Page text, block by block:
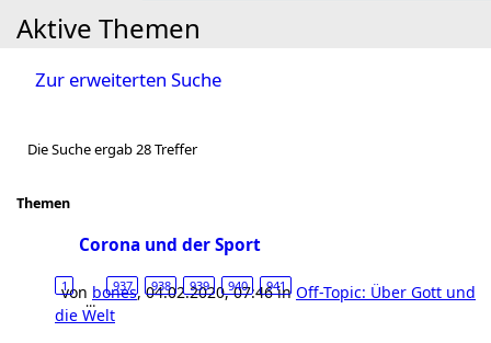
Aktive Themen
Zur erweiterten Suche
Die Suche ergab 28 Treffer
Themen
Corona und der Sport
1
…
937 938 939 940 941
von bones,04.02.2020, 07:46in Off-Topic: Über Gott und
die Welt